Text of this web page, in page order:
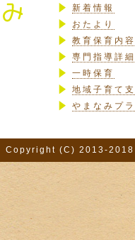
新着情報
おたより
教育保育内
専門指導詳細
一時保育
地域子育て
やまなみプ
Copyright (C) 2013-